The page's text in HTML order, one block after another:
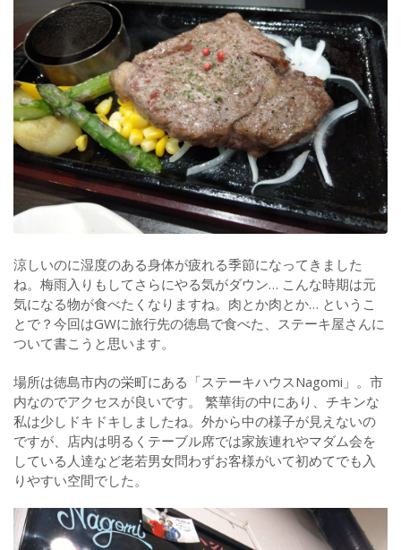
涼しいのに湿度のある身体が疲れる季節になってきました
ね。梅雨入りもしてさらにやる気がダウン… こんな時期は元
気になる物が食べたくなりますね。肉とか肉とか… というこ
とで？今回はGWに旅行先の徳島で食べた、ステーキ屋さんに
ついて書こうと思います。
場所は徳島市内の栄町にある「ステーキハウスNagomi」。市
内なのでアクセスが良いです。 繁華街の中にあり、チキンな
私は少しドキドキしましたね。外から中の様子が見えないの
ですが、店内は明るくテーブル席では家族連れやマダム会を
している人達など老若男女問わずお客様がいて初めてでも入
りやすい空間でした。